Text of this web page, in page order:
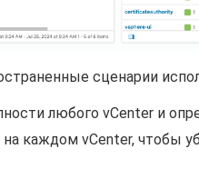
сценарии
любого vCenter и
каждом vCenter, чтобы